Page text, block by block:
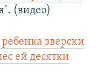
(видео)
зверски
ей десятки